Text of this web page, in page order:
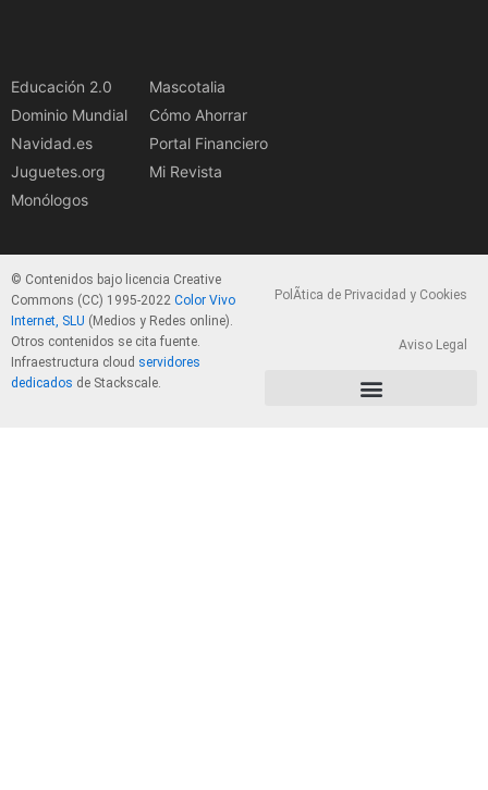
Educación 2.0
Dominio Mundial
Navidad.es
Juguetes.org
Monólogos
Mascotalia
Cómo Ahorrar
Portal Financiero
Mi Revista
© Contenidos bajo licencia Creative
Commons (CC) 1995-2022 Color Vivo
Internet, SLU (Medios y Redes online).
Otros contenidos se cita fuente.
Infraestructura cloud servidores
dedicados de Stackscale.
PolÃ­tica de Privacidad y Cookies
Aviso Legal